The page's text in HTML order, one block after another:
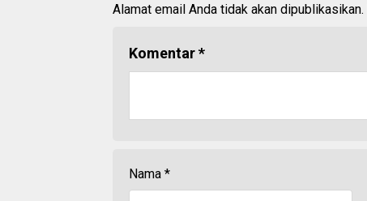
Alamat email Anda tidak akan dipublikasikan.
Komentar*
Nama *